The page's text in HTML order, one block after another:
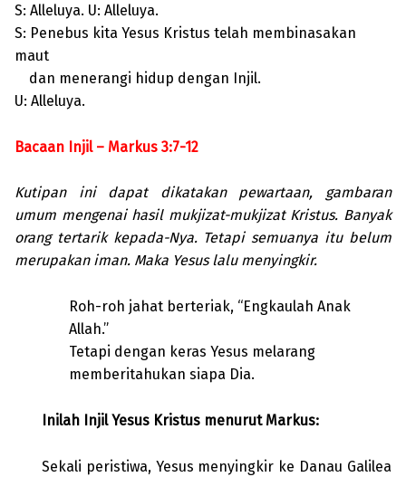
S: Alleluya. U: Alleluya.
S: Penebus kita Yesus Kristus telah membinasakan
maut
dan menerangi hidup dengan Injil.
U: Alleluya.
Bacaan Injil – Markus 3:7-12
Kutipan ini dapat dikatakan pewartaan, gambaran
umum mengenai hasil mukjizat-mukjizat Kristus. Banyak
orang tertarik kepada-Nya. Tetapi semuanya itu belum
merupakan iman. Maka Yesus lalu menyingkir.
Roh-roh jahat berteriak, “Engkaulah Anak
Allah.”
Tetapi dengan keras Yesus melarang
memberitahukan siapa Dia.
Inilah Injil Yesus Kristus menurut Markus:
Sekali peristiwa, Yesus menyingkir ke Danau Galilea